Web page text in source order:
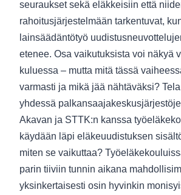
seuraukset sekä eläkkeisiin että
rahoitusjärjestelmään tarkentuvat,
lainsäädäntötyö
etenee. Osa vaikutuksista voi näkyä
kuluessa – mutta mitä tässä
varmasti ja mikä jää nähtäväksi?
yhdessä
Akavan ja STTK:n kanssa
käydään läpi eläkeuudistuksen
miten se vaikuttaa?
parin tiiviin tunnin aikana
yksinkertaisesti osin hyvinkin